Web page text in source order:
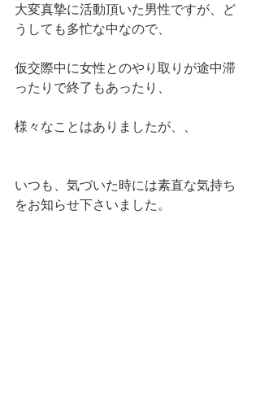
大変真摯に活動頂いた男性ですが、ど
うしても多忙な中なので、
仮交際中に女性とのやり取りが途中滞
ったりで終了もあったり、
様々なことはありましたが、、
いつも、気づいた時には素直な気持ち
をお知らせ下さいました。